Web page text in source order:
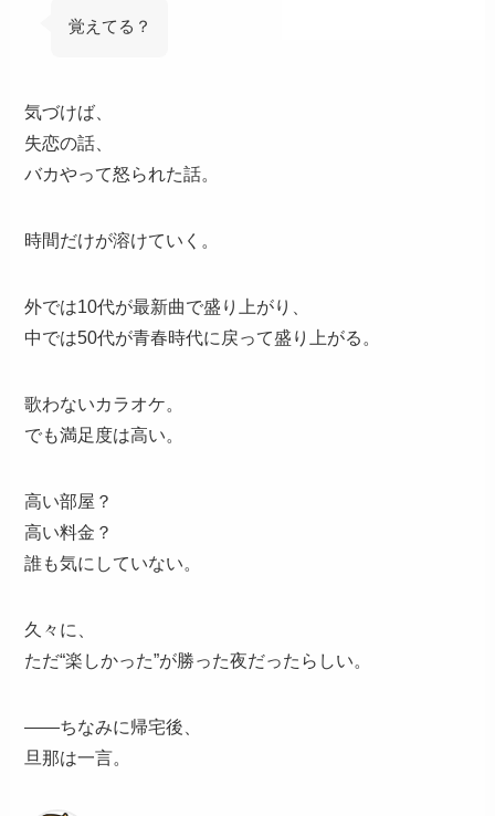
覚えてる？
気づけば、
失恋の話、
バカやって怒られた話。
時間だけが溶けていく。
外では10代が最新曲で盛り上がり、
中では50代が青春時代に戻って盛り上がる。
歌わないカラオケ。
でも満足度は高い。
高い部屋？
高い料金？
誰も気にしていない。
久々に、
ただ“楽しかった”が勝った夜だったらしい。
——ちなみに帰宅後、
旦那は一言。